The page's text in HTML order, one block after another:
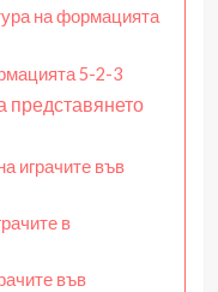
на формацията
5-2-3
представянето
играчите във
в
във